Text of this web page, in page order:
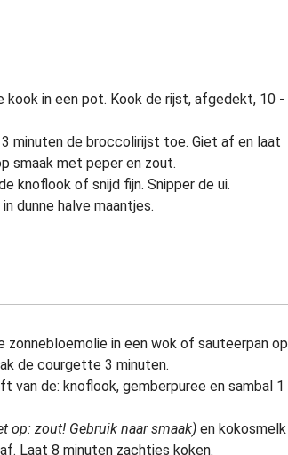
kook in een pot. Kook de rijst, afgedekt, 10 -
minuten de broccolirijst toe. Giet af en laat
smaak met peper en zout.
knoflook of snijd fijn. Snipper de ui.
dunne halve maantjes.
zonnebloemolie in een wok of sauteerpan op
de courgette 3 minuten.
van de: knoflook, gemberpuree en sambal 1
op: zout! Gebruik naar smaak) en kokosmelk
Laat 8 minuten zachtjes koken.